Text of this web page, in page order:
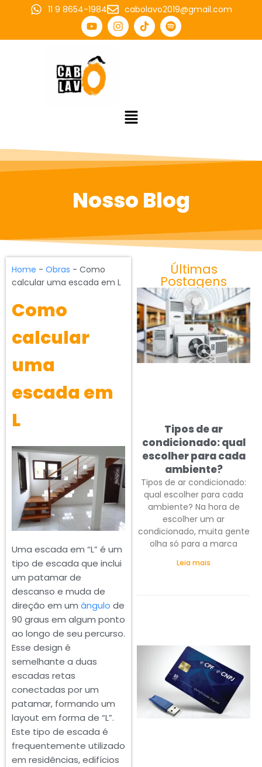
11 9 8654-1984 cabolavo2019@gmail.com
Nosso Blog
Home - Obras - Como
calcular uma escada em L
Como
calcular
uma
escada em
L
Uma escada em “L” é um
tipo de escada que inclui
um patamar de
descanso e muda de
direção em um ângulo de
90 graus em algum ponto
ao longo de seu percurso.
Esse design é
semelhante a duas
escadas retas
conectadas por um
patamar, formando um
layout em forma de “L”.
Este tipo de escada é
frequentemente utilizado
em residências, edifícios
Últimas
Postagens
Tipos de ar
condicionado: qual
escolher para cada
ambiente?
Tipos de ar condicionado:
qual escolher para cada
ambiente? Na hora de
escolher um ar
condicionado, muita gente
olha só para a marca
Leia mais